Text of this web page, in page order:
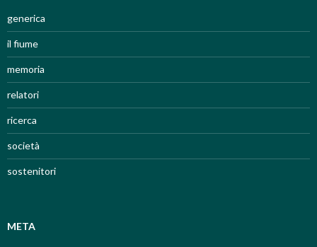
generica
il fiume
memoria
relatori
ricerca
società
sostenitori
META